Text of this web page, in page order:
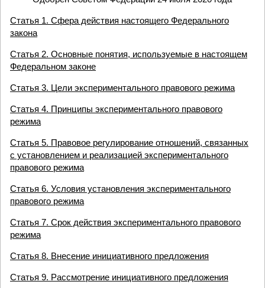
Статья 1. Сфера действия настоящего Федерального
закона
Статья 2. Основные понятия, используемые в настоящем
Федеральном законе
Статья 3. Цели экспериментального правового режима
Статья 4. Принципы экспериментального правового
режима
Статья 5. Правовое регулирование отношений, связанных
с установлением и реализацией экспериментального
правового режима
Статья 6. Условия установления экспериментального
правового режима
Статья 7. Срок действия экспериментального правового
режима
Статья 8. Внесение инициативного предложения
Статья 9. Рассмотрение инициативного предложения